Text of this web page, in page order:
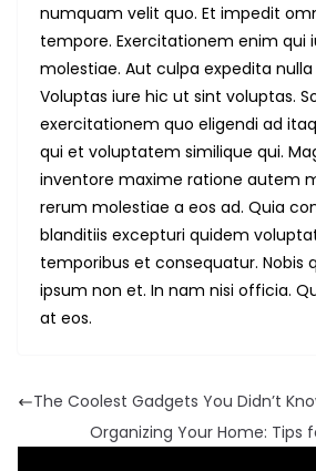
numquam velit quo. Et impedit
tempore. Exercitationem enim qui
molestiae. Aut culpa expedita
Voluptas iure hic ut sint voluptas.
exercitationem quo eligendi ad
qui et voluptatem similique qui.
inventore maxime ratione autem
rerum molestiae a eos ad. Quia
blanditiis excepturi quidem
temporibus et consequatur. Nobis
ipsum non et. In nam nisi officia.
at eos.
The Coolest Gadgets You Didn’t
Organizing Your Home: Tips